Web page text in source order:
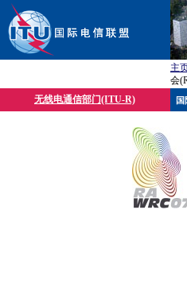
主
会
无线电通信部门(ITU-R)
国